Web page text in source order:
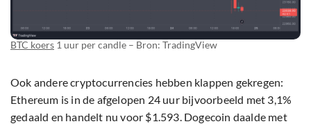
BTC koers 1 uur per candle – Bron: TradingView
Ook andere cryptocurrencies hebben klappen gekregen:
Ethereum is in de afgelopen 24 uur bijvoorbeeld met 3,1%
gedaald en handelt nu voor $1.593. Dogecoin daalde met